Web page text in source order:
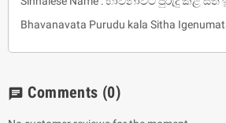
Bhavanavata Purudu kala Sitha
chat Comments (0)